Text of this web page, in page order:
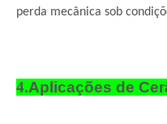
perda mecânica sob
4.Aplicações de